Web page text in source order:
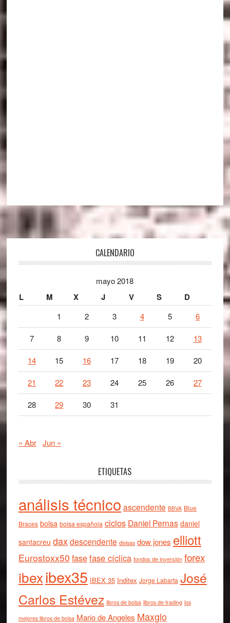
CALENDARIO
mayo 2018
L M X J V S D
1 2 3 4 5 6
7 8 9 10 11 12 13
14 15 16 17 18 19 20
21 22 23 24 25 26 27
28 29 30 31
« Abr Jun »
ETIQUETAS
análisis técnico ascendente BBVA Blue
Braces bolsa bolsa española ciclos Daniel Pernas daniel
santacreu daxdescendente divisas dow jones elliott
Eurostoxx50 fasefase cíclica fondos de inversión forex
ibexibex35 IBEX 35 Inditex Jorge Labarta José
Carlos Estévez libros de bolsa libros de trading los
mejores libros de bolsa Mario de Angeles Maxglo